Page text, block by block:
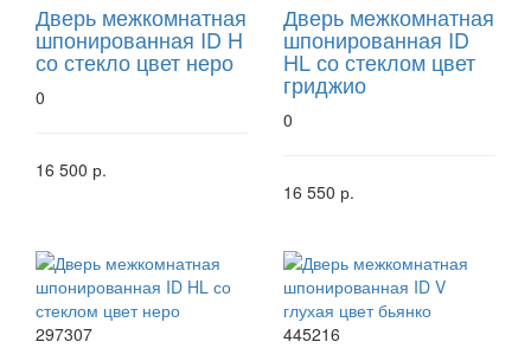
Дверь межкомнатная
шпонированная ID H
со стекло цвет неро
0
16 500 р.
Дверь межкомнатная
шпонированная ID
HL со стеклом цвет
гриджио
0
16 550 р.
297307 445216